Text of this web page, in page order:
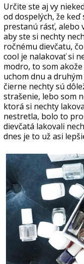
Určite ste aj vy
od dospelých, že
prestanú rásť, alebo
aby ste si nechty
ročnému dievčatu,
cool je nalakovať si
modro, to som
uchom dnu a
čierne nechty sú
strašenie, lebo som
ktorá si nechty
nestretla, bolo to
dievčatá lakovali
dnes je to už asi